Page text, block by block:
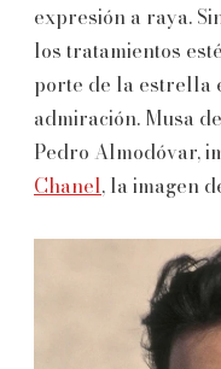
expresión a raya.
los tratamientos
porte de la estrella
admiración. Musa
Pedro Almodóvar,
Chanel, la imagen